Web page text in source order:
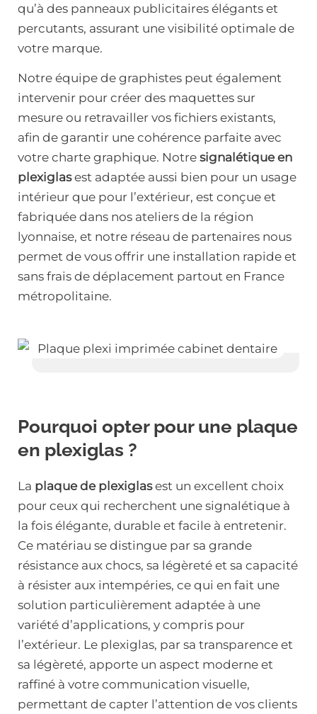
qu’à des panneaux publicitaires élégants et
percutants, assurant une visibilité optimale de
votre marque.
Notre équipe de graphistes peut également
intervenir pour créer des maquettes sur
mesure ou retravailler vos fichiers existants,
afin de garantir une cohérence parfaite avec
votre charte graphique. Notre signalétique en
plexiglasest adaptée aussi bien pour un usage
intérieur que pour l’extérieur, est conçue et
fabriquée dans nos ateliers de la région
lyonnaise, et notre réseau de partenaires nous
permet de vous offrir une installation rapide et
sans frais de déplacement partout en France
métropolitaine.
Pourquoi opter pour une plaque
en plexiglas ?
La plaque de plexiglasest un excellent choix
pour ceux qui recherchent une signalétique à
la fois élégante, durable et facile à entretenir.
Ce matériau se distingue par sa grande
résistance aux chocs, sa légèreté et sa capacité
à résister aux intempéries, ce qui en fait une
solution particulièrement adaptée à une
variété d’applications, y compris pour
l’extérieur. Le plexiglas, par sa transparence et
sa légèreté, apporte un aspect moderne et
raffiné à votre communication visuelle,
permettant de capter l’attention de vos clients